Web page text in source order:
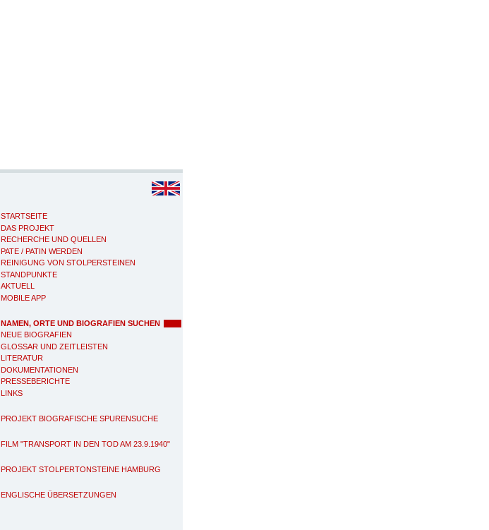
STARTSEITE
DAS PROJEKT
RECHERCHE UND QUELLEN
PATE / PATIN WERDEN
REINIGUNG VON STOLPERSTEINEN
STANDPUNKTE
AKTUELL
MOBILE APP
NAMEN, ORTE UND BIOGRAFIEN SUCHEN
NEUE BIOGRAFIEN
GLOSSAR UND ZEITLEISTEN
LITERATUR
DOKUMENTATIONEN
PRESSEBERICHTE
LINKS
PROJEKT BIOGRAFISCHE SPURENSUCHE
FILM "TRANSPORT IN DEN TOD AM 23.9.1940"
PROJEKT STOLPERTONSTEINE HAMBURG
ENGLISCHE ÜBERSETZUNGEN